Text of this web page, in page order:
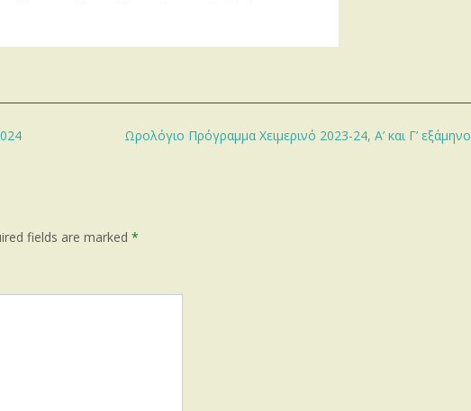
Ωρολόγιο Πρόγραμμα Χειμερινό 2023-24, Α’ και Γ’ εξάμηνο
fields are marked *